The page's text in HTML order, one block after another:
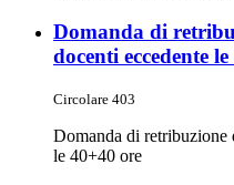
Domanda di
docenti eccedente
Circolare 403
Domanda di retribuzione
le 40+40 ore